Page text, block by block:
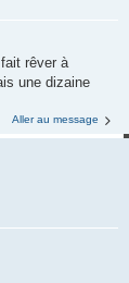
rêver à
une dizaine
Aller au message